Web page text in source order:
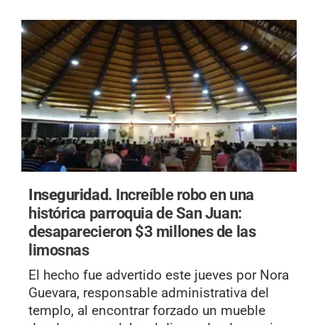
Inseguridad. Increíble robo en una
histórica parroquia de San Juan:
desaparecieron $3 millones de las
limosnas
El hecho fue advertido este jueves por Nora
Guevara, responsable administrativa del
templo, al encontrar forzado un mueble